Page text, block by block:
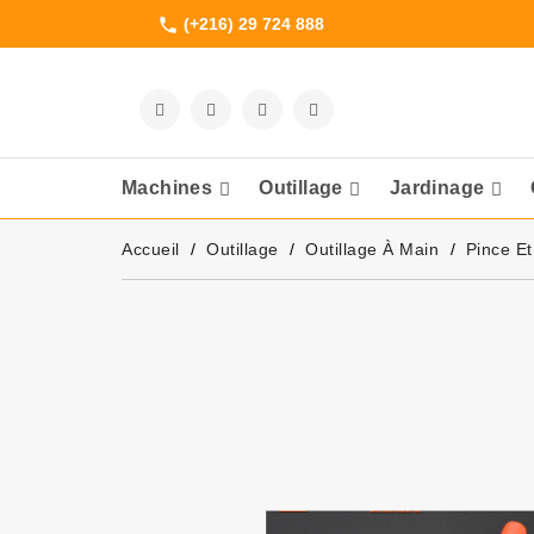
phone (+216) 29 724 888
Machines Outillage Jardinage
Accueil Outillage Outillage À Main Pince